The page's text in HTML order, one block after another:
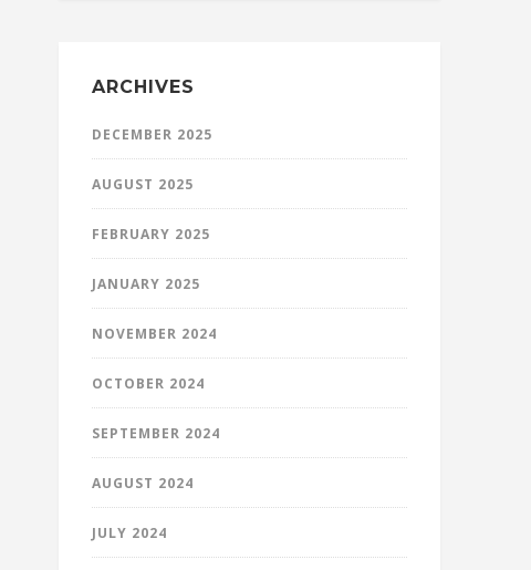
ARCHIVES
DECEMBER 2025
AUGUST 2025
FEBRUARY 2025
JANUARY 2025
NOVEMBER 2024
OCTOBER 2024
SEPTEMBER 2024
AUGUST 2024
JULY 2024